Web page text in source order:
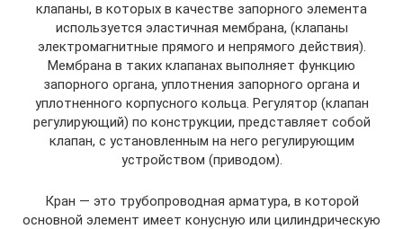
клапаны, в которых в качестве запорного элемента
используется эластичная мембрана, (клапаны
электромагнитные прямого и непрямого действия).
Мембрана в таких клапанах выполняет функцию
запорного органа, уплотнения запорного органа и
уплотненного корпусного кольца. Регулятор (клапан
регулирующий) по конструкции, представляет собой
клапан, с установленным на него регулирующим
устройством (приводом).
Кран — это трубопроводная арматура, в которой
основной элемент имеет конусную или цилиндрическую